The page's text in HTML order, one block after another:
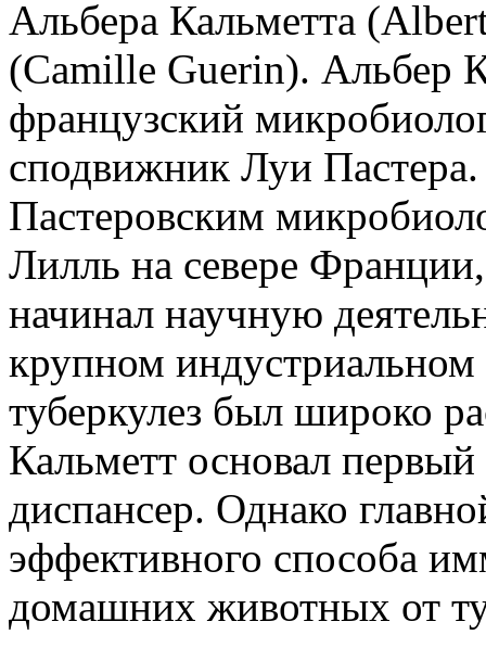
Альбера Кальметта
(Camille Guerin). Альбер
французский
сподвижник Луи
Пастеровским
Лилль на севере
начинал научную
крупном
туберкулез был широко
Кальметт основал
диспансер. Однако
эффективного способа
домашних животных от